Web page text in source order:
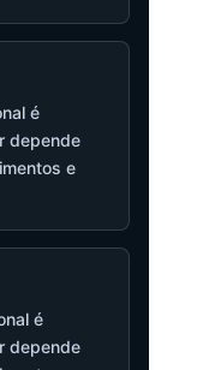
é
depende
e
é
depende